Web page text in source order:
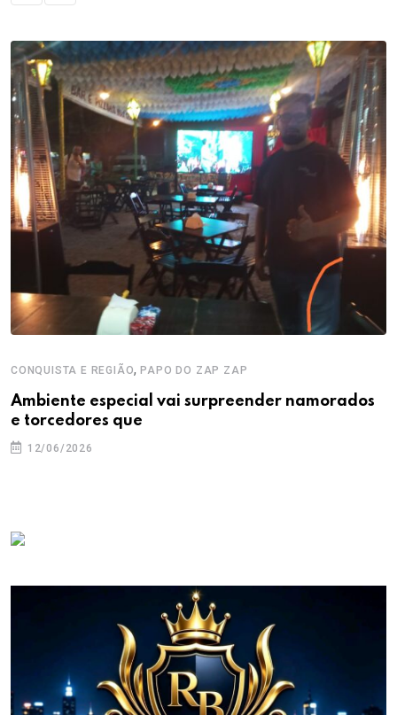
CONQUISTA E REGIÃO,PAPO DO ZAP ZAP
Ambiente especial vai surpreender namorados
e torcedores que
12/06/2026